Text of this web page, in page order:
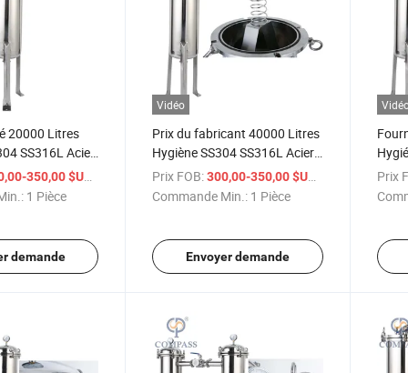
20000 Litres
SS316L Acier
Sac Latéral
Filtre PE
350,00 $US
1 Pièce
demande
Vidéo
Prix du fabricant 40000 Litres
Hygiène SS304 SS316L Acier
inoxydable 2# Sac Entrée
unique Sac Logement de filtre
Prix FOB: 300,00-350,00 $US
Commande Min.: 1 Pièce
Envoyer demande
Prix